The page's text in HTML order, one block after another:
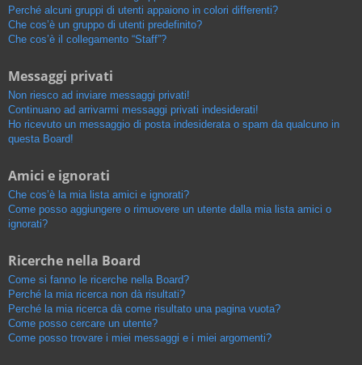
Perché alcuni gruppi di utenti appaiono in colori differenti?
Che cos’è un gruppo di utenti predefinito?
Che cos’è il collegamento “Staff”?
Messaggi privati
Non riesco ad inviare messaggi privati!
Continuano ad arrivarmi messaggi privati indesiderati!
Ho ricevuto un messaggio di posta indesiderata o spam da qualcuno in
questa Board!
Amici e ignorati
Che cos’è la mia lista amici e ignorati?
Come posso aggiungere o rimuovere un utente dalla mia lista amici o
ignorati?
Ricerche nella Board
Come si fanno le ricerche nella Board?
Perché la mia ricerca non dà risultati?
Perché la mia ricerca dà come risultato una pagina vuota?
Come posso cercare un utente?
Come posso trovare i miei messaggi e i miei argomenti?